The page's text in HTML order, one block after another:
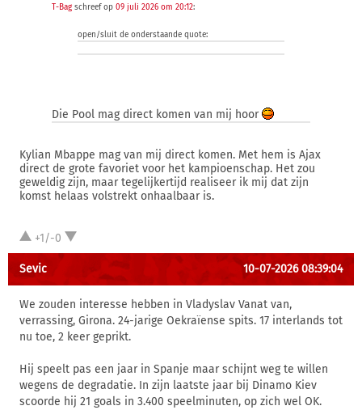
T-Bag schreef op 09 juli 2026 om 20:12:
open/sluit de onderstaande quote:
Die Pool mag direct komen van mij hoor
Kylian Mbappe mag van mij direct komen. Met hem is Ajax
direct de grote favoriet voor het kampioenschap. Het zou
geweldig zijn, maar tegelijkertijd realiseer ik mij dat zijn
komst helaas volstrekt onhaalbaar is.
+1/-0
Sevic 10-07-2026 08:39:04
We zouden interesse hebben in Vladyslav Vanat van,
verrassing, Girona. 24-jarige Oekraïense spits. 17 interlands tot
nu toe, 2 keer geprikt.
Hij speelt pas een jaar in Spanje maar schijnt weg te willen
wegens de degradatie. In zijn laatste jaar bij Dinamo Kiev
scoorde hij 21 goals in 3.400 speelminuten, op zich wel OK.